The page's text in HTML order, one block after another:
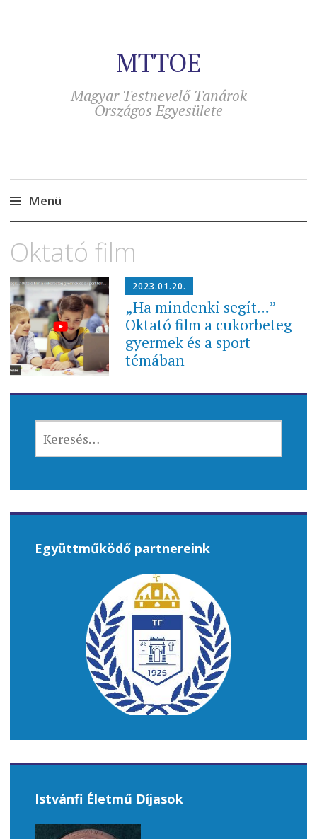
MTTOE
Magyar Testnevelő Tanárok
Országos Egyesülete
Menü
a
Oktató film
2023.01.20.
„Ha mindenki segít…”
Oktató film a cukorbeteg
gyermek és a sport
témában
Együttműködő partnereink
Istvánfi Életmű Díjasok